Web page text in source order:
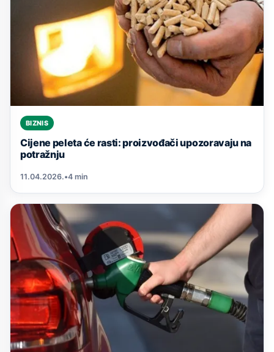
BIZNIS
Cijene peleta će rasti: proizvođači upozoravaju na
potražnju
11.04.2026.•4 min